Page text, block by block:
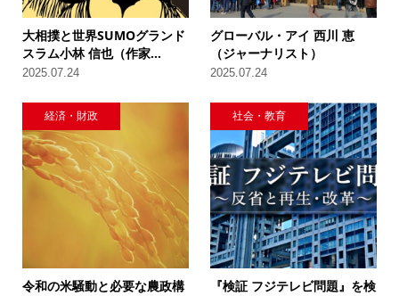
大相撲と世界SUMOグランド
スラム小林 信也（作家...
2025.07.24
グローバル・アイ 西川 恵
（ジャーナリスト）
2025.07.24
経済・財政
令和の米騒動と必要な農政構
社会・教育
『検証 フジテレビ問題』を検